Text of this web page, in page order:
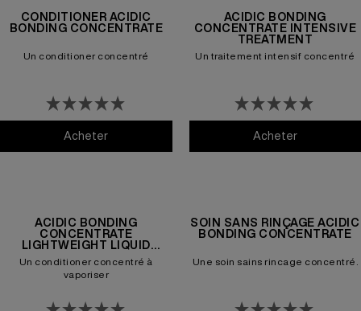
CONDITIONER ACIDIC
BONDING CONCENTRATE
Un conditioner concentré
Acheter Conditioner Acidic Bonding Concentrate
ACIDIC BONDING
CONCENTRATE INTENSIVE
TREATMENT
Un traitement intensif concentré
AcheterACIDIC
ACIDIC BONDING
CONCENTRATE
LIGHTWEIGHT LIQUID
CONDITIONER
Un conditioner concentré à
vaporiser
SOIN SANS RINÇAGE ACIDIC
BONDING CONCENTRATE
Une soin sains rincage concentré.